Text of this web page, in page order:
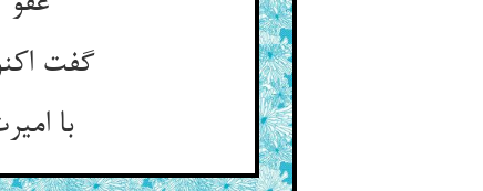
گفت اکنون ای کنیزک وا مگو ** این سخن را که شنیدم من ز تو
با امیرت جفت خواهم کرد من ** الله الله زین حکایت دم مزن